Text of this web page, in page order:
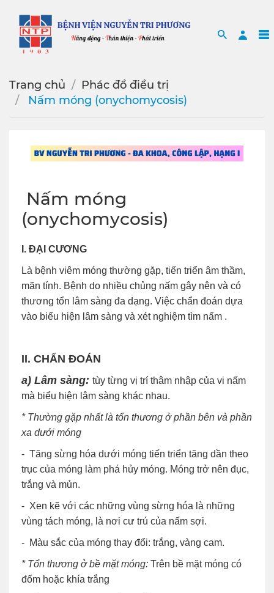
Search
Trang chủ
Phác đồ điều trị
️ Nấm móng (onychomycosis)
️ Nấm móng
(onychomycosis)
I. ĐẠI CƯƠNG
Là bệnh viêm móng thường gặp, tiến triển âm thầm,
mãn tính. Bệnh do nhiều chủng nấm gây nên và có
thương tổn lâm sàng đa dạng. Việc chẩn đoán dựa
vào biểu hiện lâm sàng và xét nghiệm tìm nấm .
II. CHẨN ĐOÁN
a) Lâm sàng: tùy từng vị trí thâm nhập của vi nấm
mà biểu hiện lâm sàng khác nhau.
* Thường gặp nhất là tổn thương ở phần bên và phần
xa dưới móng
- Tăng sừng hóa dưới móng tiến triển tăng dần theo
trục của móng làm phá hủy móng. Móng trở nên đục,
trắng và mủn.
- Xen kẽ với các những vùng sừng hóa là những
vùng tách móng, là nơi cư trú của nấm sợi.
- Màu sắc của móng thay đổi: trắng, vàng cam.
* Tổn thương ở bề mặt móng: Trên bề mặt móng có
đốm hoặc khía trắng